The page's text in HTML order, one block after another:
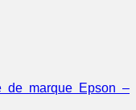
de marque Epson –